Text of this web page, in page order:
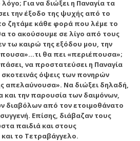
Για να διώξει η Παναγία τα
την έξοδο της ψυχής από το
ζητάμε κάθε φορά που λέμε το
το ακούσουμε σε λίγο από τους
τω καιρώ της εξόδου μου, την
θα πει «περιέπουσα»;
να προστατεύσει η Παναγία
σκοτεινάς όψεις των πονηρών
απελαύνουσα». Να διώξει δηλαδή,
την παρουσία των δαιμόνων,
διαβόλων από τον ετοιμοθάνατο
Επίσης, διάβαζαν τους
παιδιά και στους
το Τετραβάγγελο.